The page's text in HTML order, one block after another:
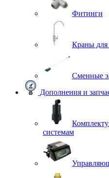
Фитинги
Краны для
Сменные
Дополнения и
системам